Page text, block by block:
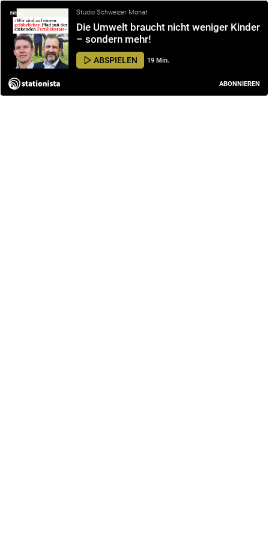
Studio Schweizer Monat
Die Umwelt braucht nicht weniger Kinder
– sondern mehr!
ABSPIELEN 19 Min.
ABONNIEREN